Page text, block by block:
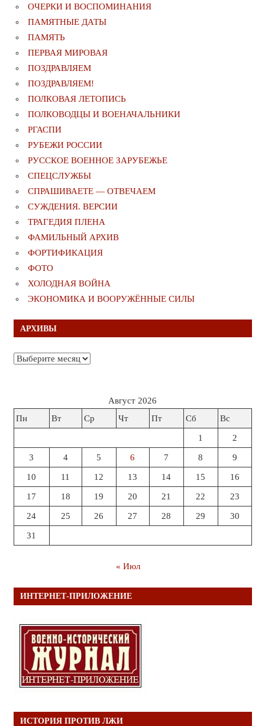
ОЧЕРКИ И ВОСПОМИНАНИЯ
ПАМЯТНЫЕ ДАТЫ
ПАМЯТЬ
ПЕРВАЯ МИРОВАЯ
ПОЗДРАВЛЯЕМ
ПОЗДРАВЛЯЕМ!
ПОЛКОВАЯ ЛЕТОПИСЬ
ПОЛКОВОДЦЫ И ВОЕНАЧАЛЬНИКИ
РГАСПИ
РУБЕЖИ РОССИИ
РУССКОЕ ВОЕННОЕ ЗАРУБЕЖЬЕ
СПЕЦСЛУЖБЫ
СПРАШИВАЕТЕ — ОТВЕЧАЕМ
СУЖДЕНИЯ. ВЕРСИИ
ТРАГЕДИЯ ПЛЕНА
ФАМИЛЬНЫЙ АРХИВ
ФОРТИФИКАЦИЯ
ФОТО
ХОЛОДНАЯ ВОЙНА
ЭКОНОМИКА И ВООРУЖЁННЫЕ СИЛЫ
АРХИВЫ
Архивы
Август 2026
Пн
Вт Ср Чт Пт Сб Вс
1 2
3 4 5 6 7 8 9
10 11 12 13 14 15 16
17 18 19 20 21 22 23
24 25 26 27 28 29 30
31
« Июл
ИНТЕРНЕТ-ПРИЛОЖЕНИЕ
ИСТОРИЯ ПРОТИВ ЛЖИ